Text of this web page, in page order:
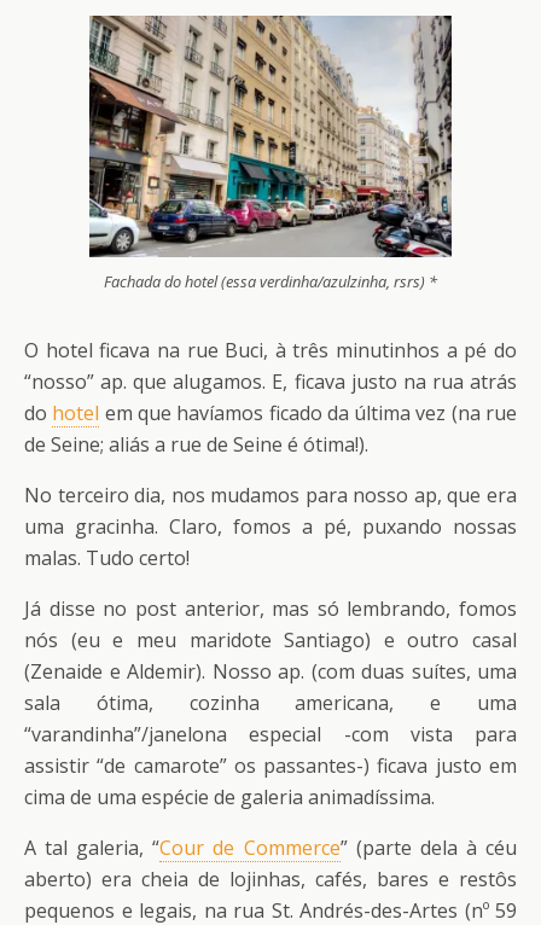
Fachada do hotel (essa verdinha/azulzinha, rsrs) *
O hotel ficava na rue Buci, à três minutinhos a pé do
“nosso” ap. que alugamos. E, ficava justo na rua atrás
do hotel em que havíamos ficado da última vez (na rue
de Seine; aliás a rue de Seine é ótima!).
No terceiro dia, nos mudamos para nosso ap, que era
uma gracinha. Claro, fomos a pé, puxando nossas
malas. Tudo certo!
Já disse no post anterior, mas só lembrando, fomos
nós (eu e meu maridote Santiago) e outro casal
(Zenaide e Aldemir). Nosso ap. (com duas suítes, uma
sala ótima, cozinha americana, e uma
“varandinha”/janelona especial -com vista para
assistir “de camarote” os passantes-) ficava justo em
cima de uma espécie de galeria animadíssima.
A tal galeria, “Cour de Commerce” (parte dela à céu
aberto) era cheia de lojinhas, cafés, bares e restôs
pequenos e legais, na rua St. Andrés-des-Artes (nº 59